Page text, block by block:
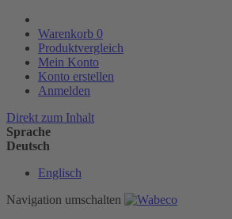
Warenkorb 0
Produktvergleich
Mein Konto
Konto erstellen
Anmelden
Direkt zum Inhalt
Sprache
Deutsch
Englisch
Navigation umschalten